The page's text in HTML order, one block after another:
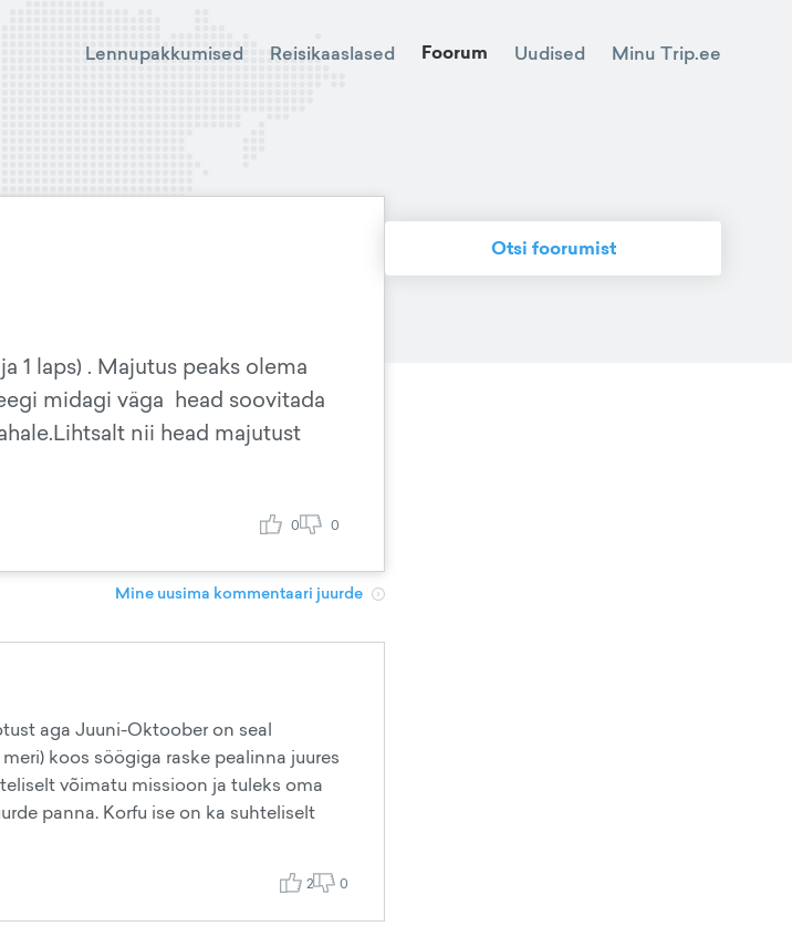
Lennupakkumised Reisikaaslased Foorum Uudised Minu Trip.ee
1 laps) . Majutus peaks olema
midagi väga head soovitada
nii head majutust
0 0
Mine uusima kommentaari juurde
aga Juuni-Oktoober on seal
koos söögiga raske pealinna juures
võimatu missioon ja tuleks oma
panna. Korfu ise on ka suhteliselt
2 0
Otsi foorumist